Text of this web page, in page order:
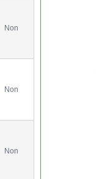
Non
Non
Non